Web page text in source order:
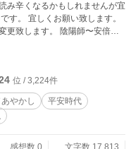
み辛くなるかもしれませんが宜
更致します。 陰陽師〜安倍童
へ8月から変更予定です。
位 / 3,224件
やかし
平安時代
感想数 0 文字数 17,813